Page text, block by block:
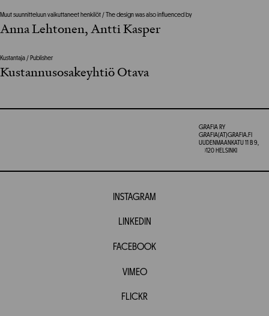
Muut suunnitteluun vaikuttaneet henkilöt / The design was also influenced by
Anna Lehtonen, Antti Kasper
Kustantaja / Publisher
Kustannusosakeyhtiö Otava
GRAFIA RY
GRAFIA(AT)GRAFIA.FI
UUDENMAANKATU 11 B 9,
00120 HELSINKI
INSTAGRAM
LINKEDIN
FACEBOOK
VIMEO
FLICKR